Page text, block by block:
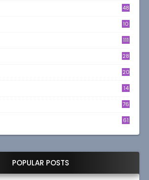
48
10
111
28
20
14
76
61
POPULAR POSTS